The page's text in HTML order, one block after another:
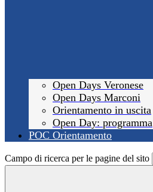
Open Days Veronese
Open Days Marconi
Orientamento in uscita
Open Day: programma
POC Orientamento
Campo di ricerca per le pagine del sito